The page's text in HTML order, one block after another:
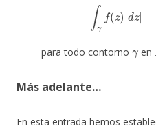
f(
para todo contorno en
Más adelante…
En esta entrada hemos